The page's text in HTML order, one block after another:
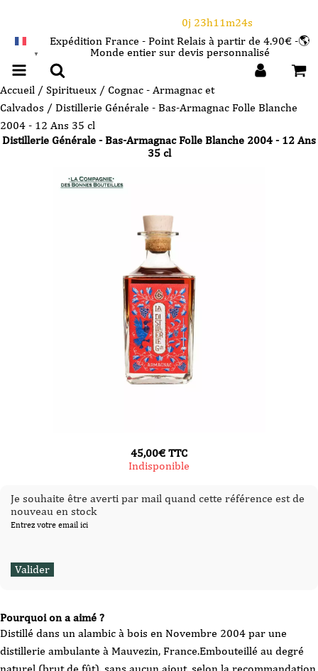
0j 23h11m23s
▼
Expédition France - Point Relais à partir de 4.90€ -🌎
Monde entier sur devis personnalisé
Accueil / Spiritueux / Cognac - Armagnac et
Calvados / Distillerie Générale - Bas-Armagnac Folle Blanche
2004 - 12 Ans 35 cl
Distillerie Générale - Bas-Armagnac Folle Blanche 2004 - 12 Ans
35 cl
Pourquoi on a aimé ?
Distillé dans un alambic à bois en Novembre 2004 par une
distillerie ambulante à Mauvezin, France.Embouteillé au degré
45,00€ TTC
Indisponible
Je souhaite être averti par mail quand cette référence est de
nouveau en stock
Entrez votre email ici